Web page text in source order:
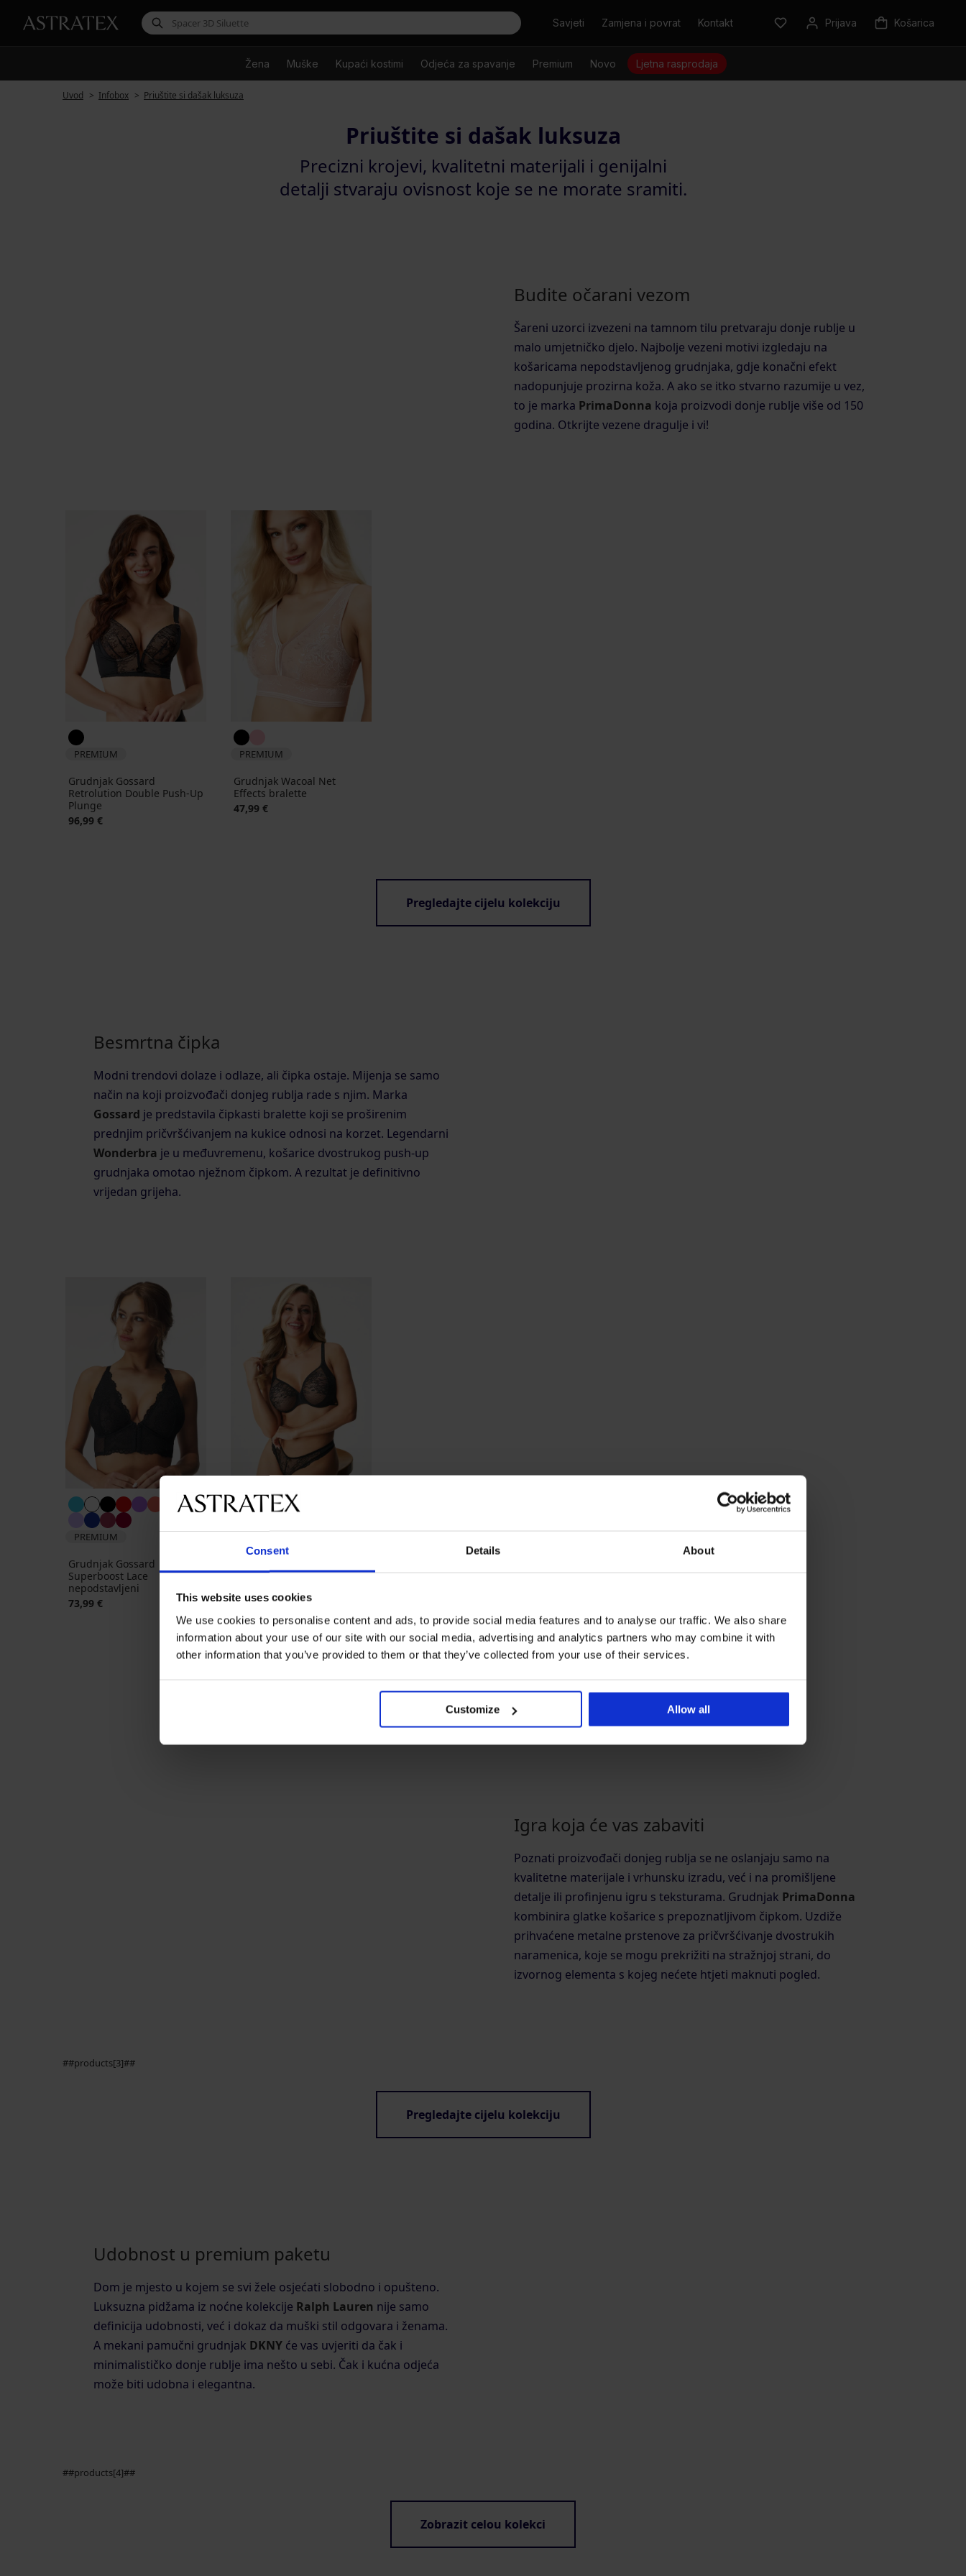
Consent Details About
This website uses cookies
We use cookies to personalise content and ads, to provide social media features and to analyse our traffic. We also share
information about your use of our site with our social media, advertising and analytics partners who may combine it with
other information that you’ve provided to them or that they’ve collected from your use of their services.
Customize Allow all
TražitiSavjeti Zamjena i povrat Kontakt Prijava Košarica
Žena Muške Kupaći kostimi Odjeća za spavanje Premium Novo Ljetna rasprodaja
Uvod Infobox Priuštite si dašak luksuza
Priuštite si dašak luksuza
Precizni krojevi, kvalitetni materijali i genijalni
detalji stvaraju ovisnost koje se ne morate sramiti.
Budite očarani vezom
Šareni uzorci izvezeni na tamnom tilu pretvaraju donje rublje u
malo umjetničko djelo. Najbolje vezeni motivi izgledaju na
košaricama nepodstavljenog grudnjaka, gdje konačni efekt
nadopunjuje prozirna koža. A ako se itko stvarno razumije u vez,
to je marka PrimaDonna koja proizvodi donje rublje više od 150
godina. Otkrijte vezene dragulje i vi!
PREMIUM
Grudnjak Gossard
Retrolution Double Push-Up
Plunge
96,99 €
PREMIUM
Grudnjak Wacoal Net
Effects bralette
47,99 €
Pregledajte cijelu kolekciju
Besmrtna čipka
Modni trendovi dolaze i odlaze, ali čipka ostaje. Mijenja se samo
način na koji proizvođači donjeg rublja rade s njim. Marka
Gossard je predstavila čipkasti bralette koji se proširenim
prednjim pričvršćivanjem na kukice odnosi na korzet. Legendarni
Wonderbra je u međuvremenu, košarice dvostrukog push-up
grudnjaka omotao nježnom čipkom. A rezultat je definitivno
vrijedan grijeha.
PREMIUM
Grudnjak Gossard
Superboost Lace
nepodstavljeni
73,99 €
Grudnjak Gossard Glossies
63,99 €
Pregledajte cijelu kolekciju
Igra koja će vas zabaviti
Poznati proizvođači donjeg rublja se ne oslanjaju samo na
kvalitetne materijale i vrhunsku izradu, već i na promišljene
detalje ili profinjenu igru s teksturama. Grudnjak PrimaDonna
kombinira glatke košarice s prepoznatljivom čipkom. Uzdiže
prihvaćene metalne prstenove za pričvršćivanje dvostrukih
naramenica, koje se mogu prekrižiti na stražnjoj strani, do
izvornog elementa s kojeg nećete htjeti maknuti pogled.
##products[3]##
Pregledajte cijelu kolekciju
Udobnost u premium paketu
Dom je mjesto u kojem se svi žele osjećati slobodno i opušteno.
Luksuzna pidžama iz noćne kolekcije Ralph Lauren nije samo
definicija udobnosti, već i dokaz da muški stil odgovara i ženama.
A mekani pamučni grudnjak DKNY će vas uvjeriti da čak i
minimalističko donje rublje ima nešto u sebi. Čak i kućna odjeća
može biti udobna i elegantna.
##products[4]##
Zobrazit celou kolekci